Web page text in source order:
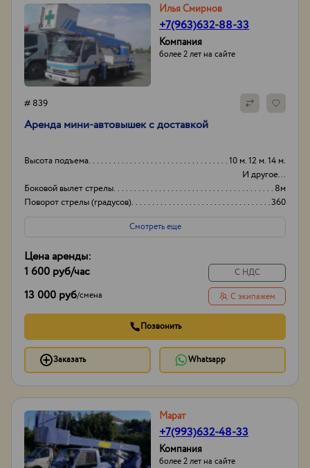
Илья Смирнов
+7(963)632-88-33
Компания
более 2 лет на сайте
# 839
Аренда мини-автовышек с доставкой
Высота подъема
10 м. 12 м. 14 м.
И другое...
Боковой вылет стрелы
8м
Поворот стрелы (градусов)
360
Грузоподьемность корзины:
250кг
Смотреть еще
Цена аренды:
1 600 руб/час
13 000 руб/смена
С НДС
С экипажем
Позвонить
Заказать Whatsapp
Марат
+7(993)632-48-33
Компания
более 2 лет на сайте